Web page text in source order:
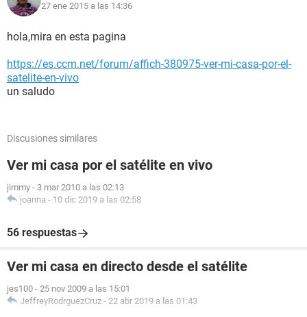
27 ene 2015 a las 14:36
hola,mira en esta pagina
https://es.ccm.net/forum/affich-380975-ver-mi-casa-por-el-
satelite-en-vivo
un saludo
Discusiones similares
Ver mi casa por el satélite en vivo
jimmy - 3 mar 2010 a las 02:13
joanna - 10 dic 2019 a las 02:58
56 respuestas
Ver mi casa en directo desde el satélite
jes100 - 25 nov 2009 a las 15:01
JeffreyRodrguezCruz - 22 abr 2019 a las 01:43